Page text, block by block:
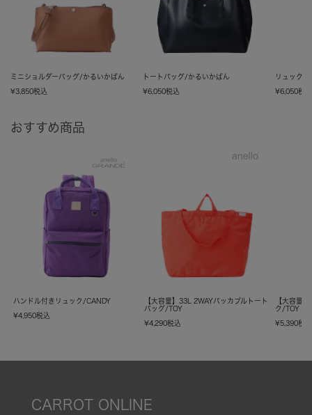
ミニショルダーバッグ/かるいかばん
¥3,850税込
トートバッグ/かるいかばん
¥6,050税込
リュック/
¥6,050税込
おすすめ商品
ハンドル付きリュック/CANDY
¥4,950税込
【大容量】33L 2WAYパッカブルトート
バッグ/TOY
¥4,290税込
【大容量
ク/TOY
¥5,390税込
CARROT ONLINE